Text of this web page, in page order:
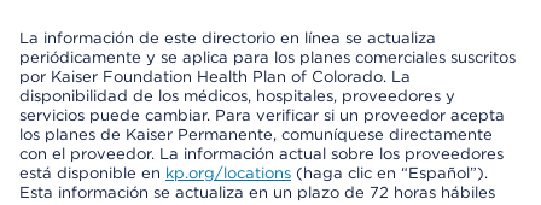
La información de este directorio en línea se actualiza
periódicamente y se aplica para los planes comerciales suscritos
por Kaiser Foundation Health Plan of Colorado. La
disponibilidad de los médicos, hospitales, proveedores y
servicios puede cambiar. Para verificar si un proveedor acepta
los planes de Kaiser Permanente, comuníquese directamente
con el proveedor. La información actual sobre los proveedores
está disponible en kp.org/locations (haga clic en “Español”).
Esta información se actualiza en un plazo de 72 horas hábiles